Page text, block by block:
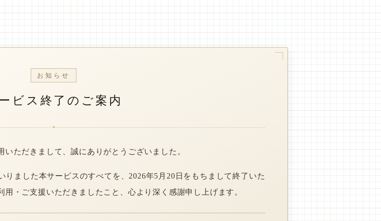
お知らせ
ビス終了のご案内
*
ただきまして、誠にありがとうございました。
りました本サービスのすべてを、2026年5月20日をもちまして終了いた
・ご支援いただきましたこと、心より深く感謝申し上げます。